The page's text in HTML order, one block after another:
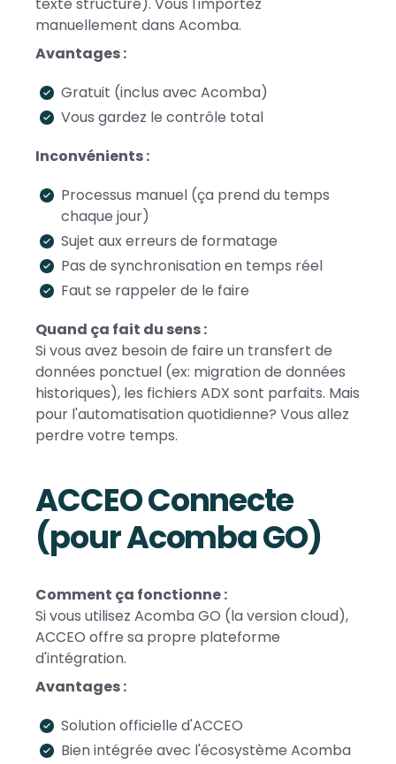
manuellement dans Acomba.
Avantages :
Gratuit (inclus avec Acomba)
Vous gardez le contrôle total
Inconvénients :
Processus manuel (ça prend du temps
chaque jour)
Sujet aux erreurs de formatage
Pas de synchronisation en temps réel
Faut se rappeler de le faire
Quand ça fait du sens :
Si vous avez besoin de faire un transfert de
données ponctuel (ex: migration de données
historiques), les fichiers ADX sont parfaits. Mais
pour l'automatisation quotidienne? Vous allez
perdre votre temps.
ACCEO Connecte
(pour Acomba GO)
Comment ça fonctionne :
Si vous utilisez Acomba GO (la version cloud),
ACCEO offre sa propre plateforme
d'intégration.
Avantages :
Solution officielle d'ACCEO
Bien intégrée avec l'écosystème Acomba